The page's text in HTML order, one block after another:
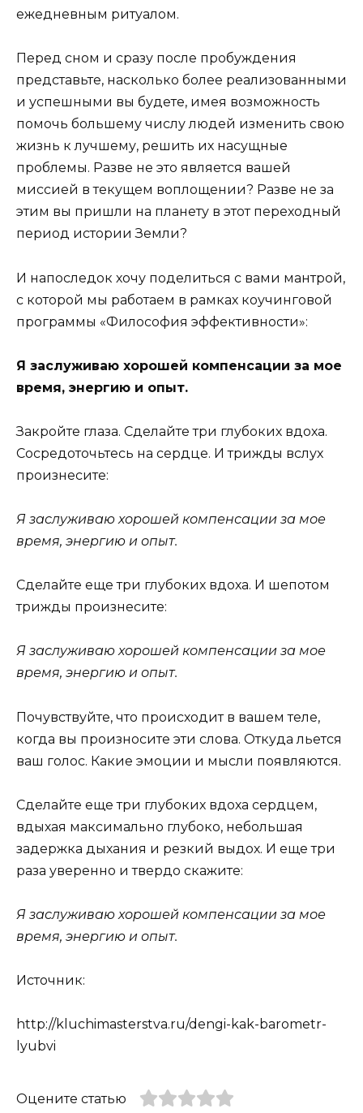
ежедневным ритуалом.
Перед сном и сразу после пробуждения
представьте, насколько более реализованными
и успешными вы будете, имея возможность
помочь большему числу людей изменить свою
жизнь к лучшему, решить их насущные
проблемы. Разве не это является вашей
миссией в текущем воплощении? Разве не за
этим вы пришли на планету в этот переходный
период истории Земли?
И напоследок хочу поделиться с вами мантрой,
с которой мы работаем в рамках коучинговой
программы «Философия эффективности»:
Я заслуживаю хорошей компенсации за мое
время, энергию и опыт.
Закройте глаза. Сделайте три глубоких вдоха.
Сосредоточьтесь на сердце. И трижды вслух
произнесите:
Я заслуживаю хорошей компенсации за мое
время, энергию и опыт.
Сделайте еще три глубоких вдоха. И шепотом
трижды произнесите:
Я заслуживаю хорошей компенсации за мое
время, энергию и опыт.
Почувствуйте, что происходит в вашем теле,
когда вы произносите эти слова. Откуда льется
ваш голос. Какие эмоции и мысли появляются.
Сделайте еще три глубоких вдоха сердцем,
вдыхая максимально глубоко, небольшая
задержка дыхания и резкий выдох. И еще три
раза уверенно и твердо скажите:
Я заслуживаю хорошей компенсации за мое
время, энергию и опыт.
Источник:
http://kluchimasterstva.ru/dengi-kak-barometr-
lyubvi
Оцените статью